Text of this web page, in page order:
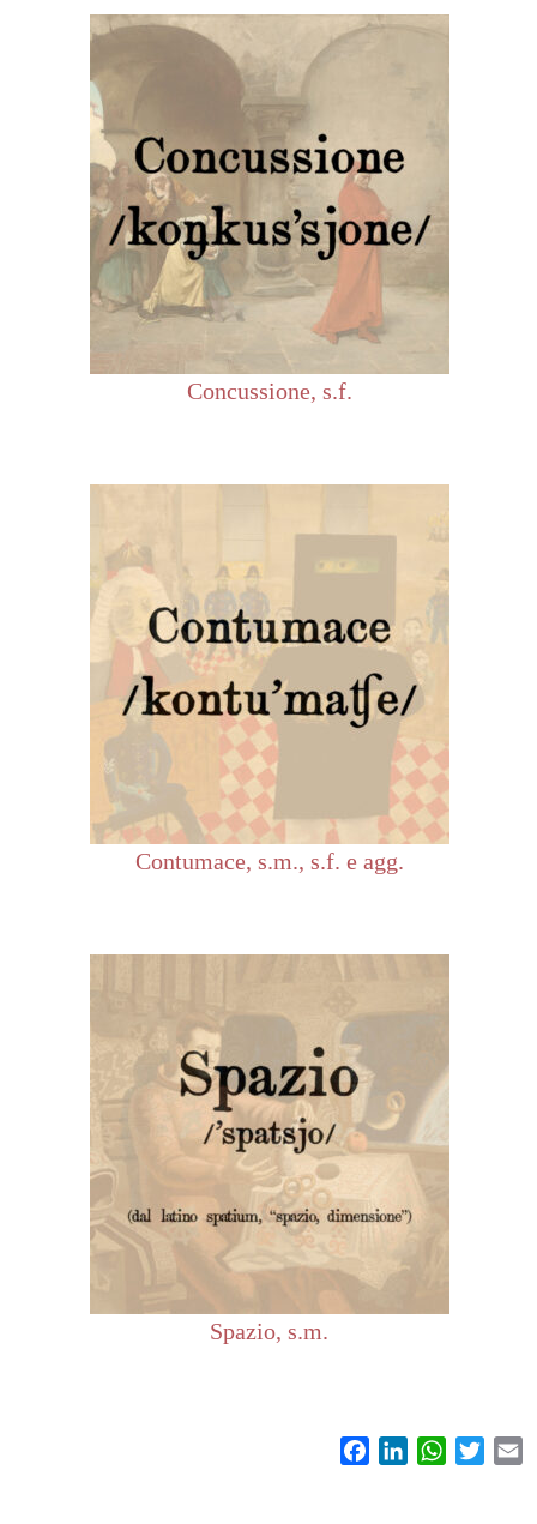
Concussione, s.f.
Contumace, s.m., s.f. e agg.
Spazio, s.m.
FacebookLinkedIn